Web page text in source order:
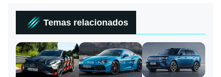
Temas relacionados